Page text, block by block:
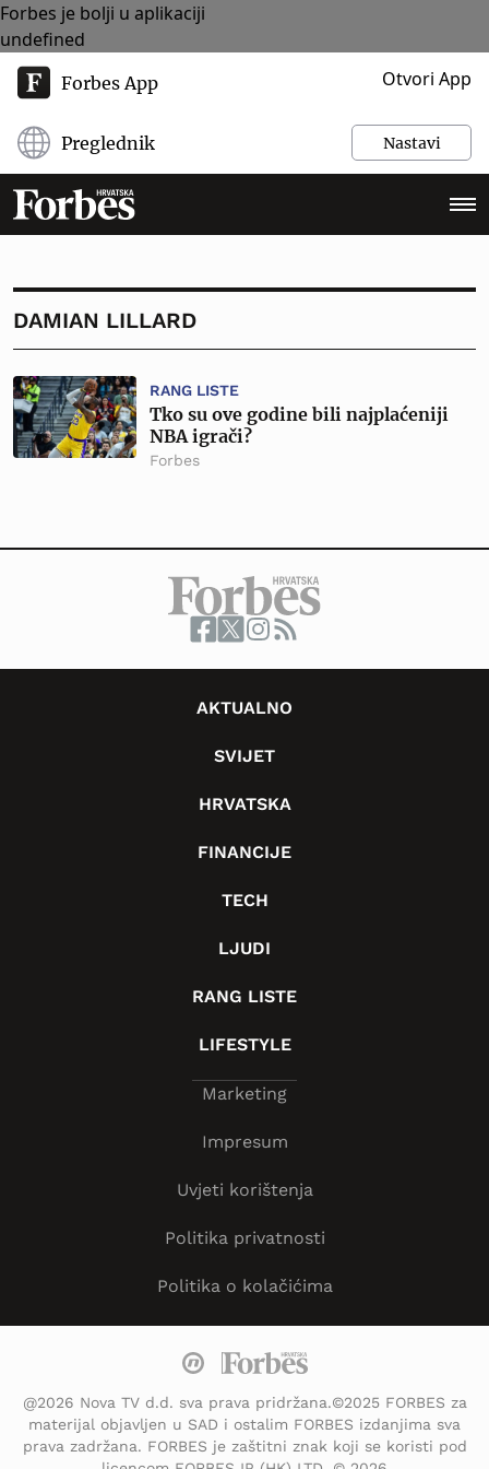
Forbes je bolji u aplikaciji
undefined
Forbes App Otvori App
Preglednik Nastavi
DAMIAN LILLARD
RANG LISTE
Tko su ove godine bili najplaćeniji
NBA igrači?
Forbes
AKTUALNO
SVIJET
HRVATSKA
FINANCIJE
TECH
LJUDI
RANG LISTE
LIFESTYLE
Marketing
Impresum
Uvjeti korištenja
Politika privatnosti
Politika o kolačićima
@2026 Nova TV d.d. sva prava pridržana.©2025 FORBES za
materijal objavljen u SAD i ostalim FORBES izdanjima sva
prava zadržana. FORBES je zaštitni znak koji se koristi pod